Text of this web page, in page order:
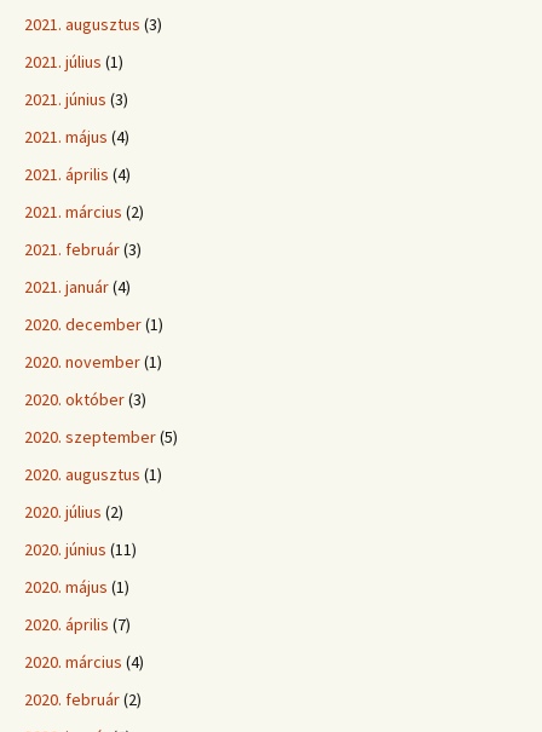
2021. augusztus (3)
2021. július (1)
2021. június (3)
2021. május (4)
2021. április (4)
2021. március (2)
2021. február(3)
2021. január(4)
2020. december(1)
2020. november(1)
2020. október(3)
2020. szeptember(5)
2020. augusztus (1)
2020. július (2)
2020. június (11)
2020. május (1)
2020. április (7)
2020. március (4)
2020. február(2)